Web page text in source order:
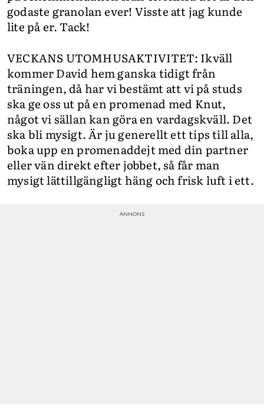
godaste granolan ever! Visste att jag kunde
lite på er. Tack!
VECKANS UTOMHUSAKTIVITET: Ikväll
kommer David hem ganska tidigt från
träningen, då har vi bestämt att vi på studs
ska ge oss ut på en promenad med Knut,
något vi sällan kan göra en vardagskväll. Det
ska bli mysigt. Är ju generellt ett tips till alla,
boka upp en promenaddejt med din partner
eller vän direkt efter jobbet, så får man
mysigt lättillgängligt häng och frisk luft i ett.